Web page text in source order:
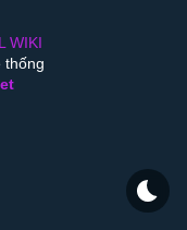
WIKI
thống